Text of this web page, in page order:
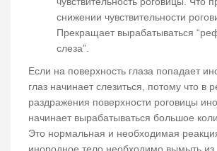
снижении чувствительности
Прекращает вырабатываться
слеза”.
Если на поверхность глаза попадает
глаз начинает слезиться, потому что в
раздражения поверхности роговицы
начинает вырабатываться большое
Это нормальная и необходимая